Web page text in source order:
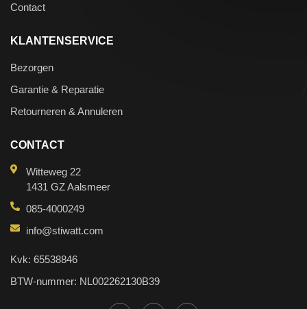
Contact
CONTACT
Witteweg 22
1431 GZ Aalsmeer
085-4000249
info@stiwatt.com
Kvk: 65538846
BTW-nummer: NL002262130B39
KLANTENSERVICE
Bezorgen
Garantie & Reparatie
Retourneren & Annuleren